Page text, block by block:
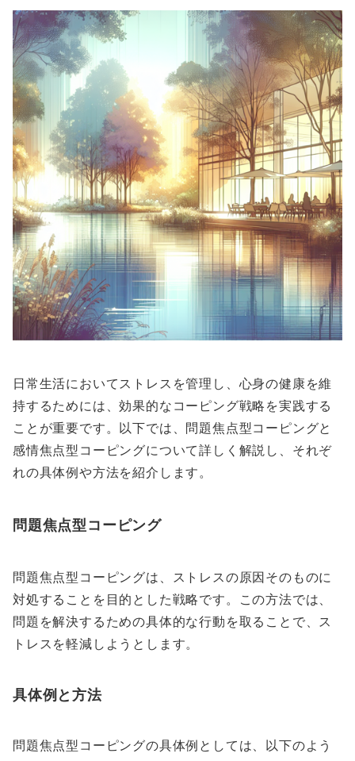
日常生活においてストレスを管理し、心身の健康を維
持するためには、効果的なコーピング戦略を実践する
ことが重要です。以下では、問題焦点型コーピングと
感情焦点型コーピングについて詳しく解説し、それぞ
れの具体例や方法を紹介します。
問題焦点型コーピング
問題焦点型コーピングは、ストレスの原因そのものに
対処することを目的とした戦略です。この方法では、
問題を解決するための具体的な行動を取ることで、ス
トレスを軽減しようとします。
具体例と方法
問題焦点型コーピングの具体例としては、以下のよう